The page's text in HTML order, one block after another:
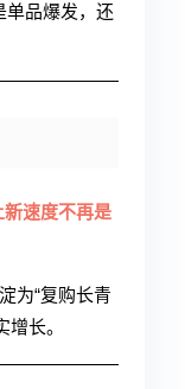
单品爆发，还
新速度不再是
为“复购长青
长。